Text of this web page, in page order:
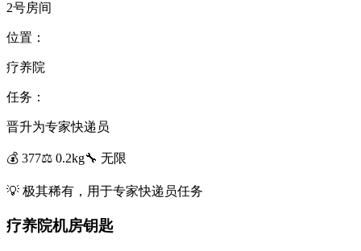
2号房间
位置：
疗养院
任务：
晋升为专家快递员
💰 377⚖️ 0.2kg🔧 无限
💡 极其稀有，用于专家快递员任务
疗养院机房钥匙